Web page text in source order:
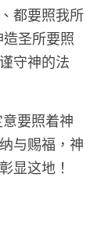
都要照我所
圣所要照
守神的法
与赐福，神
显这地！